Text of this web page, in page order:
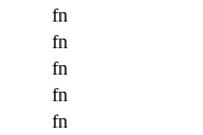
fn
fn
fn
fn
fn